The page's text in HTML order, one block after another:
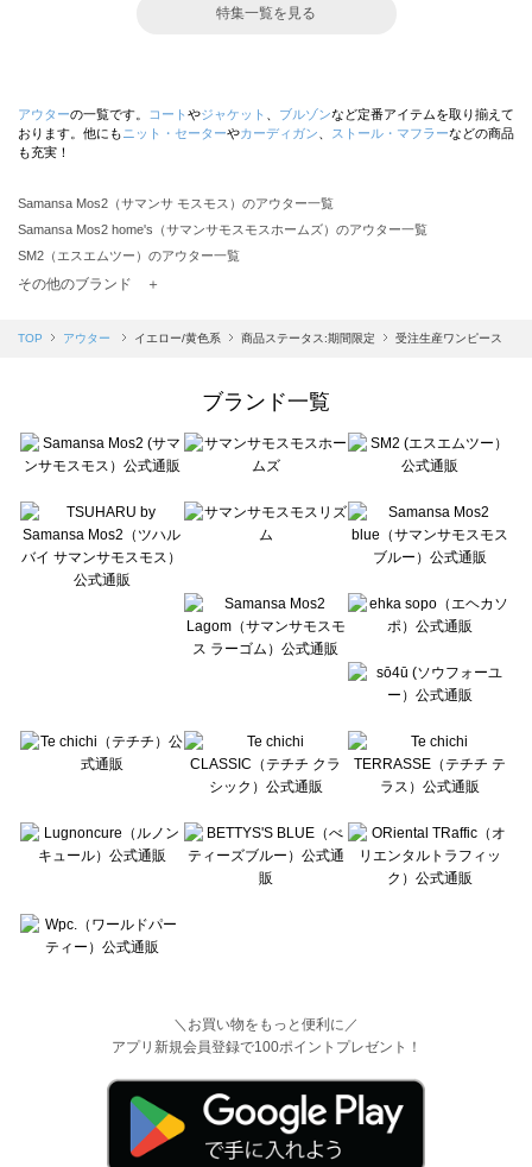
特集一覧を見る
アウターの一覧です。 コート やジャケット ブルゾンなど定番アイテムを取り揃えて
おります。他にも ニット・セーターやカーディガン ストール・マフラーなどの商品
も充実！
Samansa Mos2（サマンサ モスモス）のアウター一覧
Samansa Mos2 home's（サマンサモスモスホームズ）のアウター一覧
SM2（エスエムツー）のアウター一覧
TSUHARU by Samansa Mos2（ツハルバイサマンサモスモス）のアウター一覧
Samansa Mos2 blue（サマンサモスモス ブルー）のアウター一覧
sō4ū（ソウフォーユー）のアウター一覧
Te chichi（テチチ）のアウター一覧
Te chichi CLASSIC（テチチ クラシック）のアウター一覧
Lugnoncure（ルノンキュール）のアウター一覧
BETTY'S BLUE（べティーズブルー）のアウター一覧
Wpc.（ワールドパーティー）のアウター一覧
その他のブランド ＋
TOP アウター イエロー/黄色系 商品ステータス:期間限定 受注生産ワンピース
ブランド一覧
＼お買い物をもっと便利に／
アプリ新規会員登録で100ポイントプレゼント！